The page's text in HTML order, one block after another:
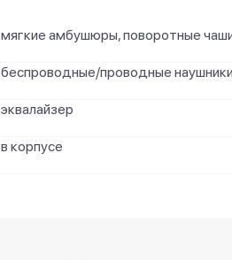
мягкие амбушюры, поворотные
беспроводные/проводные наушники
эквалайзер
в корпусе